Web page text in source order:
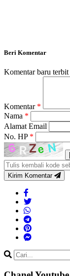
Beri Komentar
Komentar baru
Komentar *
Nama *
Alamat Email
No. HP *
Kirim Komentar